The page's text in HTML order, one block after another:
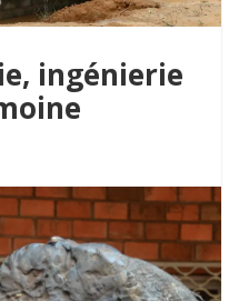
ingénierie